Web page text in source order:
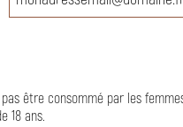
être consommé par les
18 ans.